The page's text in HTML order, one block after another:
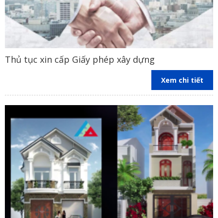
Thủ tục xin cấp Giấy phép xây dựng
Xem chi tiết